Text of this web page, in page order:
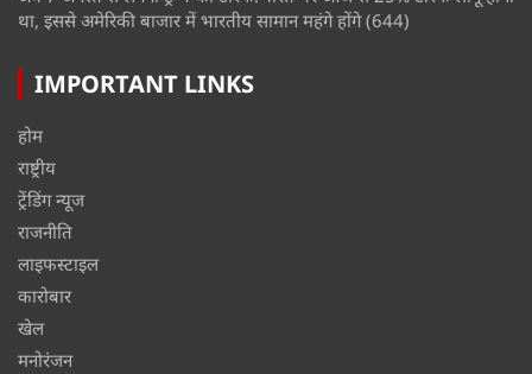
था, इससे अमेरिकी बाजार में भारतीय सामान महंगे होंगे (644)
IMPORTANT LINKS
होम
राष्ट्रीय
ट्रेंडिंग न्यूज
राजनीति
लाइफस्टाइल
कारोबार
खेल
मनोरंजन